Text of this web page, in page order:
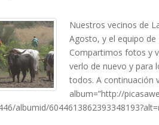
Nuestros vecinos de
Agosto, y el equipo
Compartimos fotos y
verlo de nuevo y para
todos. A continuación
album=”http://
albumid/